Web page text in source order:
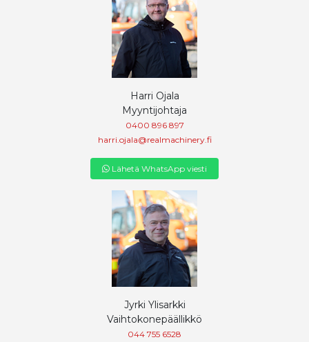
Harri Ojala
Myyntijohtaja
0400 896 897
harri.ojala@realmachinery.fi
Lähetä WhatsApp viesti
Jyrki Ylisarkki
Vaihtokonepäällikkö
044 755 6528